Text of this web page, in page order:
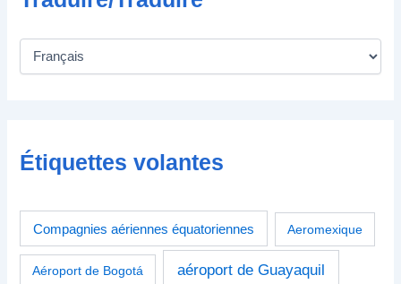
Étiquettes volantes
Compagnies aériennes équatoriennes Aeromexique
Aéroport de Bogotá aéroport de Guayaquil